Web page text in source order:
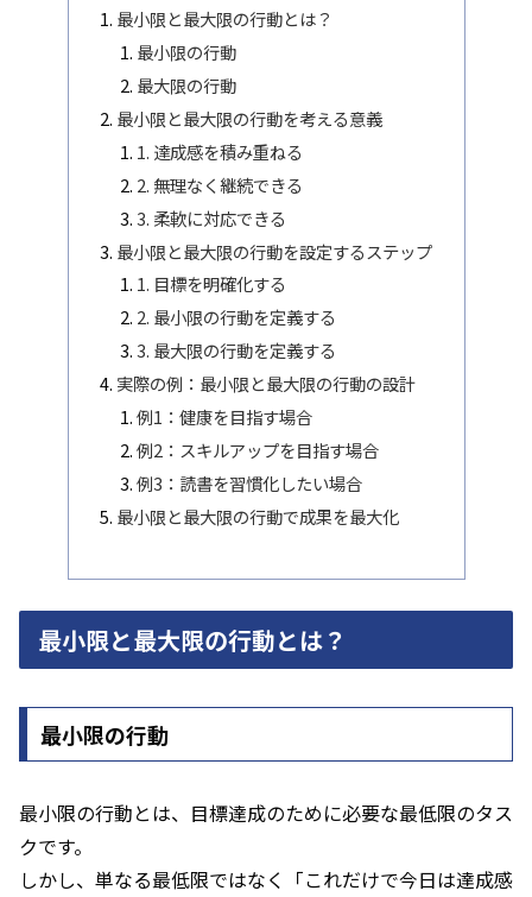
最小限と最大限の行動とは？
最小限の行動
最大限の行動
最小限と最大限の行動を考える意義
1. 達成感を積み重ねる
2. 無理なく継続できる
3. 柔軟に対応できる
最小限と最大限の行動を設定するステップ
1. 目標を明確化する
2. 最小限の行動を定義する
3. 最大限の行動を定義する
実際の例：最小限と最大限の行動の設計
例1：健康を目指す場合
例2：スキルアップを目指す場合
例3：読書を習慣化したい場合
最小限と最大限の行動で成果を最大化
最小限と最大限の行動とは？
最小限の行動
最小限の行動とは、目標達成のために必要な最低限のタス
クです。
しかし、単なる最低限ではなく「これだけで今日は達成感